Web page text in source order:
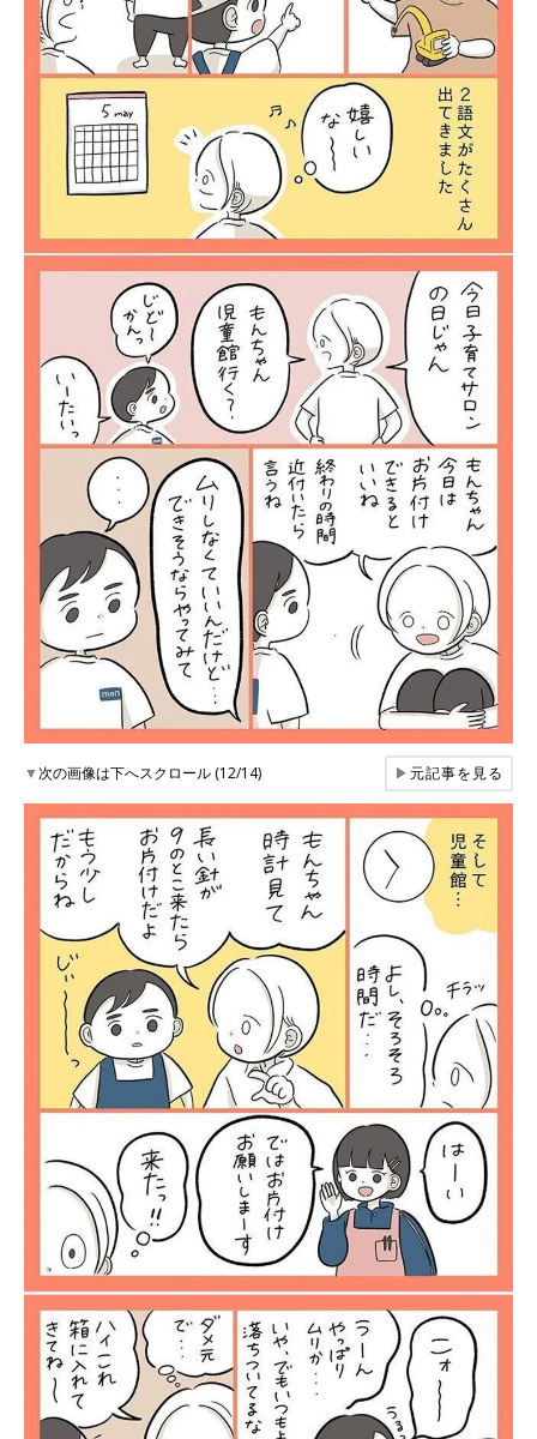
▼次の画像は下へスクロール (12/14) ▶元記事を見る